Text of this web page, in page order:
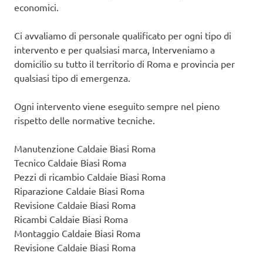
economici.
Ci avvaliamo di personale qualificato per ogni tipo di
intervento e per qualsiasi marca, Interveniamo a
domicilio su tutto il territorio di Roma e provincia per
qualsiasi tipo di emergenza.
Ogni intervento viene eseguito sempre nel pieno
rispetto delle normative tecniche.
Manutenzione Caldaie Biasi Roma
Tecnico Caldaie Biasi Roma
Pezzi di ricambio Caldaie Biasi Roma
Riparazione Caldaie Biasi Roma
Revisione Caldaie Biasi Roma
Ricambi Caldaie Biasi Roma
Montaggio Caldaie Biasi Roma
Revisione Caldaie Biasi Roma